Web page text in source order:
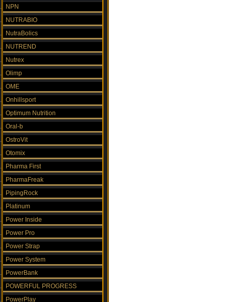
NPN
NUTRABIO
NutraBolics
NUTREND
Nutrex
Olimp
OME
Onhillsport
Optimum Nutrition
Oral-b
OstroVit
Otomix
Pharma First
PharmaFreak
PipingRock
Platinum
Power Inside
Power Pro
Power Strap
Power System
PowerBank
POWERFUL PROGRESS
PowerPlay